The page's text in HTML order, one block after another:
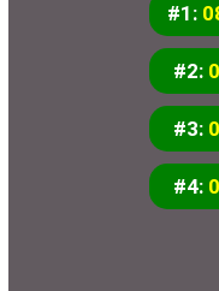
#1:
#2:
#3:
#4: